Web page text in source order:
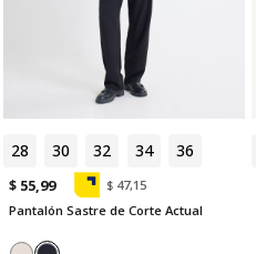
28 30 32 34 36
$ 55,99
$ 47,15
Pantalón Sastre de Corte Actual